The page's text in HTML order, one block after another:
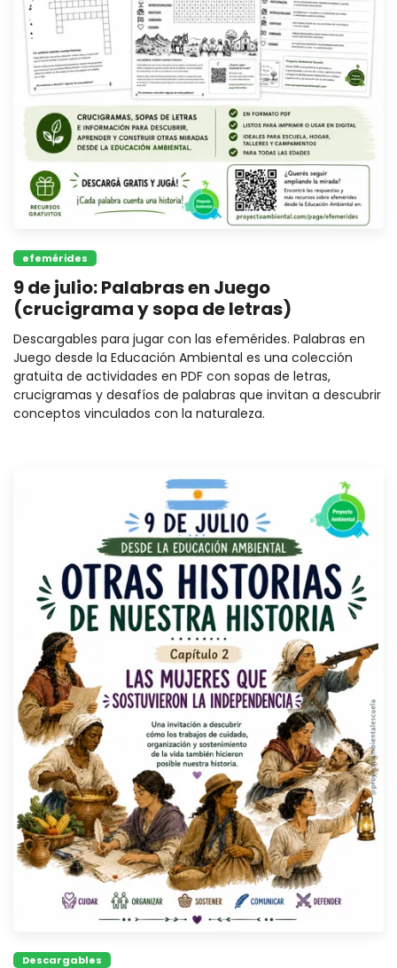
efemérides
9 de julio: Palabras en Juego
(crucigrama y sopa de letras)
Descargables para jugar con las efemérides. Palabras en
Juego desde la Educación Ambiental es una colección
gratuita de actividades en PDF con sopas de letras,
crucigramas y desafíos de palabras que invitan a descubrir
conceptos vinculados con la naturaleza.
Descargables